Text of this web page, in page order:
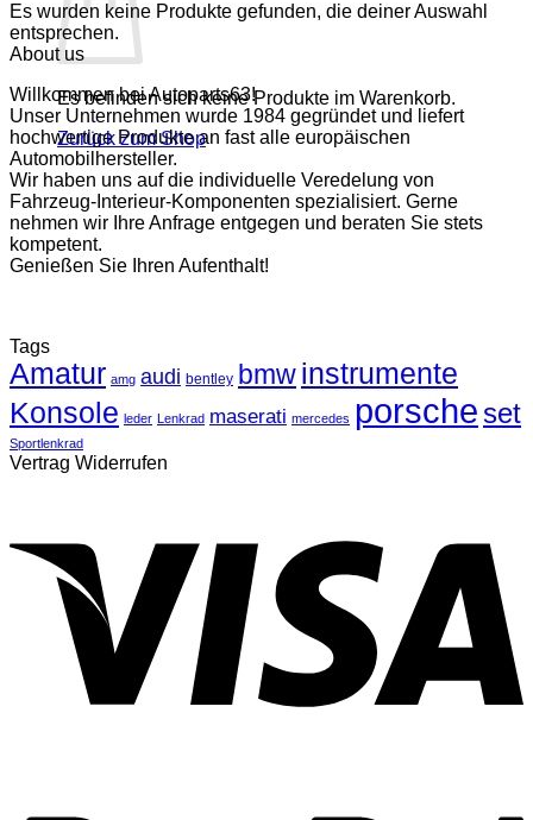
Es befinden sich keine Produkte im Warenkorb.
Zurück zum Shop
Es wurden keine Produkte gefunden, die deiner Auswahl
entsprechen.
About us
Willkommen bei Autoparts63!
Unser Unternehmen wurde 1984 gegründet und liefert
hochwertige Produkte an fast alle europäischen
Automobilhersteller.
Wir haben uns auf die individuelle Veredelung von
Fahrzeug-Interieur-Komponenten spezialisiert. Gerne
nehmen wir Ihre Anfrage entgegen und beraten Sie stets
kompetent.
Genießen Sie Ihren Aufenthalt!
Tags
Amatur amg audi bentley bmwinstrumente
Konsole leder Lenkrad maserati mercedes porsche set
Sportlenkrad
Vertrag Widerrufen